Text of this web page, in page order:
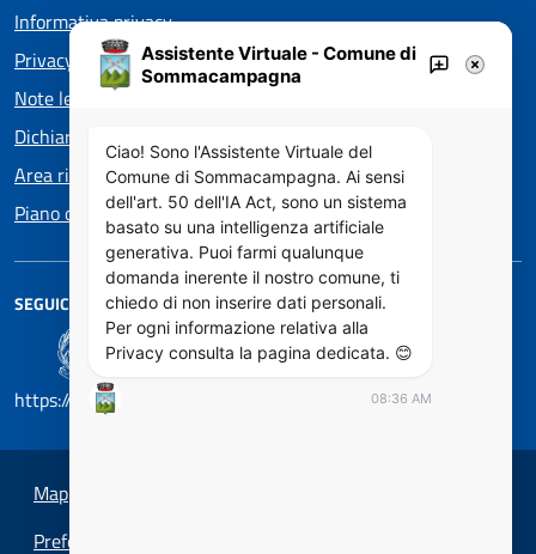
Informativa privacy
Privacy policy EOS
Note legali
Dichiarazione di accessibilità
Area riservata
Piano di Miglioramento dei servizi
SEGUICI SU
https://designers.italia.it/
Mappa del sito
Preferenze cookie
Assistente Virtuale - Comune di
Sommacampagna
Ciao! Sono l'Assistente Virtuale del
Comune di Sommacampagna. Ai sensi
dell'art. 50 dell'IA Act, sono un sistema
basato su una intelligenza artificiale
generativa. Puoi farmi qualunque
domanda inerente il nostro comune, ti
chiedo di non inserire dati personali.
Per ogni informazione relativa alla
Privacy consulta la pagina dedicata. 😊
08:36 AM